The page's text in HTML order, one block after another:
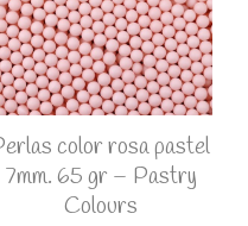
color rosa pastel
7mm. 65 gr – Pastry
Colours